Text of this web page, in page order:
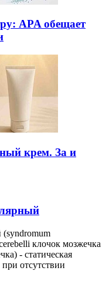
APA обещает
крем. За и
клочок мозжечка
- статическая
отсутствии